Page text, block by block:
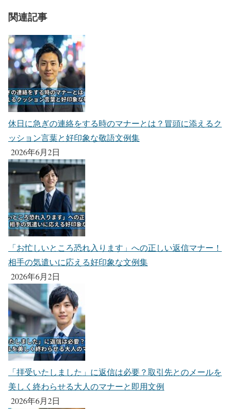
関連記事
休日に急ぎの連絡をする時のマナーとは？冒頭に添えるク
ッション言葉と好印象な敬語文例集
2026年6月2日
「お忙しいところ恐れ入ります」への正しい返信マナー！
相手の気遣いに応える好印象な文例集
2026年6月2日
「拝受いたしました」に返信は必要？取引先とのメールを
美しく終わらせる大人のマナーと即用文例
2026年6月2日